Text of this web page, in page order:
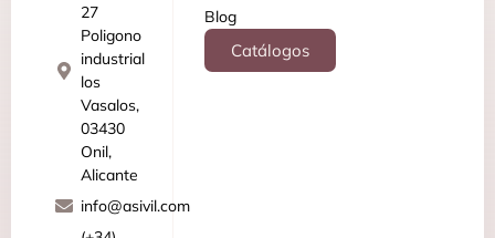
27
Poligono
industrial
los
Vasalos,
03430
Onil,
Alicante
info@asivil.com
Blog
Catálogos